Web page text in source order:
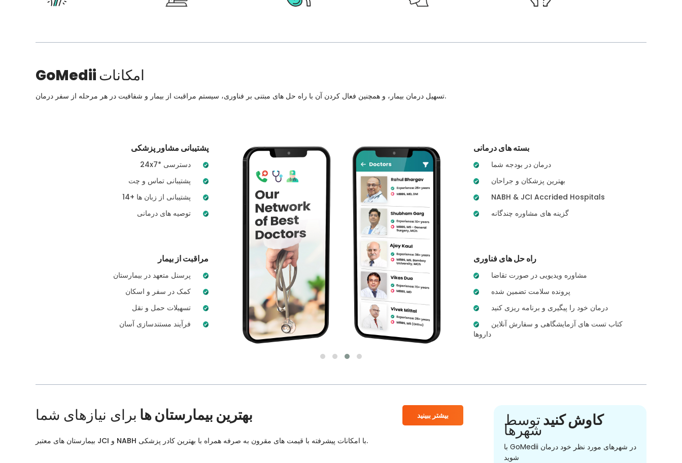
GoMediiامکانات
تسهیل درمان بیمار، و همچنین فعال کردن آن با راه حل های مبتنی بر فناوری، سیستم مراقبت از بیمار و شفافیت در هر مرحله از سفر درمان.
پشتیبانی مشاور پزشکی
مراقبت از بیمار
بسته های درمانی
درمان در بودجه شما
بهترین پزشکان و جراحان
NABH & JCI Accrided Hospitals
گزینه های مشاوره چندگانه
راه حل های فناوری
مشاوره ویدیویی در صورت تقاضا
پرونده سلامت تضمین شده
درمان خود را پیگیری و برنامه ریزی کنید
داروها
بهترین بیمارستان ها برای نیازهای شما بیشتر ببینید
بیمارستان های معتبر JCI و NABH با امکانات پیشرفته با قیمت های مقرون به صرفه همراه با بهترین کادر پزشکی.
کاوش کنیدتوسط
شهرها
با GoMedii در شهرهای مورد نظر خود درمان
شوید